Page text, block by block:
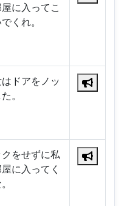
に入ってこ
くれ。
ドアをノッ
。
クをせずに私
に入ってく